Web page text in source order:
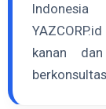
kanan